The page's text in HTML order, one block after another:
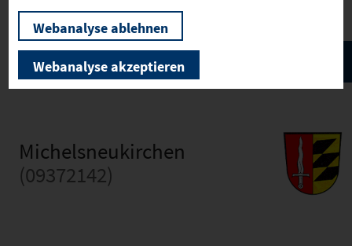
Michelsneukirchen
(09372142)
Webanalyse ablehnen
Webanalyse akzeptieren